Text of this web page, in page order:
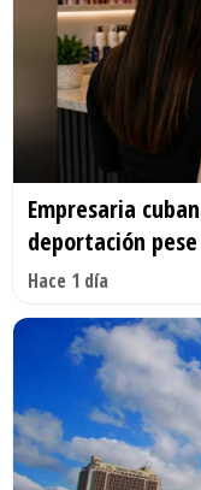
Empresaria
deportación
Hace 1 día